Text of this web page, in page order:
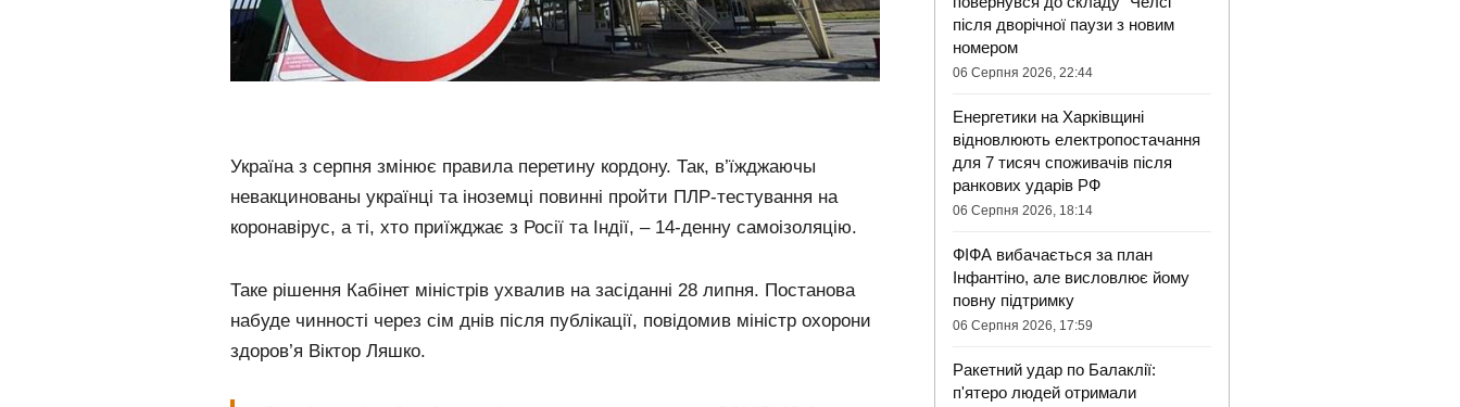
Україна з серпня змінює правила перетину кордону. Так, в’їжджаючы
невакцинованы українці та іноземці повинні пройти ПЛР-тестування на
коронавірус, а ті, хто приїжджає з Росії та Індії, – 14-денну самоізоляцію.
Таке рішення Кабінет міністрів ухвалив на засіданні 28 липня. Постанова
набуде чинності через сім днів після публікації, повідомив міністр охорони
здоров’я Віктор Ляшко.
після дворічної паузи з новим
номером
06 Серпня 2026, 22:44
Енергетики на Харківщині
відновлюють електропостачання
для 7 тисяч споживачів після
ранкових ударів РФ
06 Серпня 2026, 18:14
ФІФА вибачається за план
Інфантіно, але висловлює йому
повну підтримку
06 Серпня 2026, 17:59
Ракетний удар по Балаклії:
п'ятеро людей отримали